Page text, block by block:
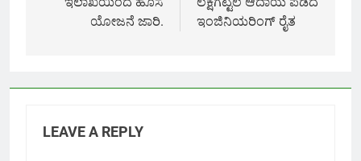
ಯೋಜನೆ ಜಾರಿ.
ಇಂಜಿನಿಯರಿಂಗ್ ರೈತ
LEAVE A REPLY